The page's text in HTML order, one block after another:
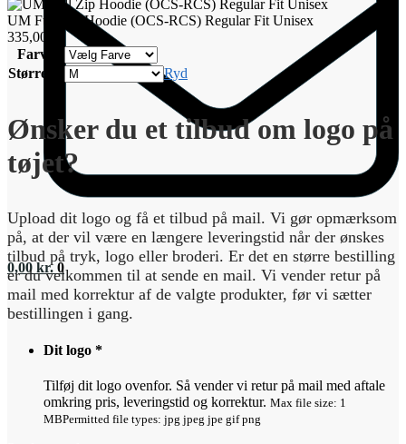
0,00 kr. 0
til
kurv
UM Full Zip Hoodie (OCS-RCS) Regular Fit Unisex
335,00
Farve
Størrelse
Ryd
Ønsker du et tilbud om logo på
tøjet?
Upload dit logo og få et tilbud på mail. Vi gør opmærksom
på, at der vil være en længere leveringstid når der ønskes
tilbud på tryk, logo eller broderi. Er det en større bestilling
er du velkommen til at sende en mail. Vi vender retur på
mail med korrektur af de valgte produkter, før vi sætter
bestillingen i gang.
Dit logo *
Tilføj dit logo ovenfor. Så vender vi retur på mail med aftale
omkring pris, leveringstid og korrektur. Max file size: 1
MBPermitted file types: jpg jpeg jpe gif png